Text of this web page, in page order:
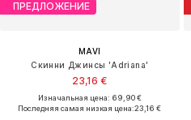
ПРЕДЛОЖЕНИЕ
MAVI
Скинни Джинсы 'Adriana'
23,16 €
Изначальная цена: 69,90 €
Последняя самая низкая цена:23,16 €